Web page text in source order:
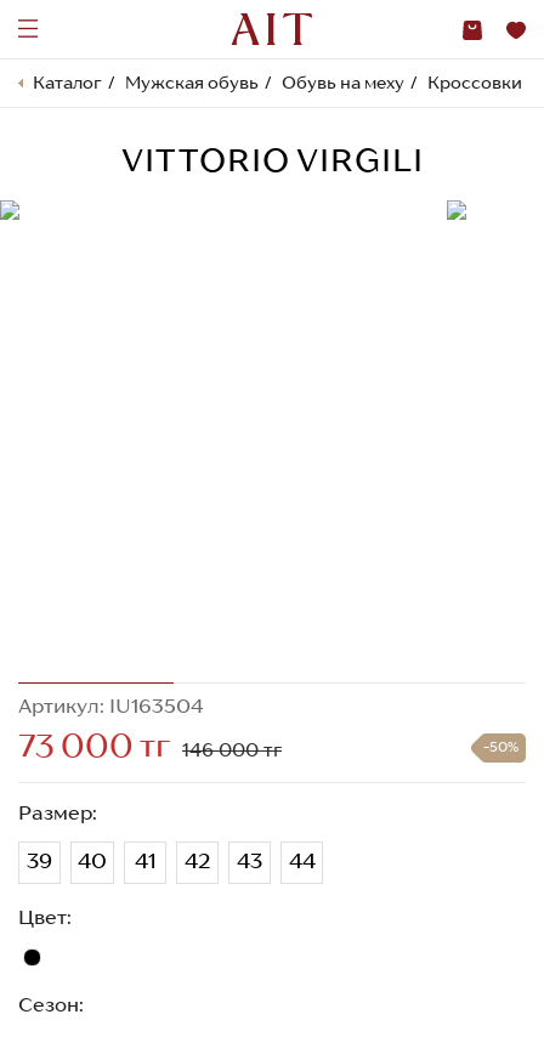
Каталог Мужская обувь Обувь на меху Кроссовки
VITTORIO VIRGILI
Артикул: IU163504
73 000 тг 146 000 тг -50%
Размер:
39 40 41 42 43 44
Цвет:
Сезон: